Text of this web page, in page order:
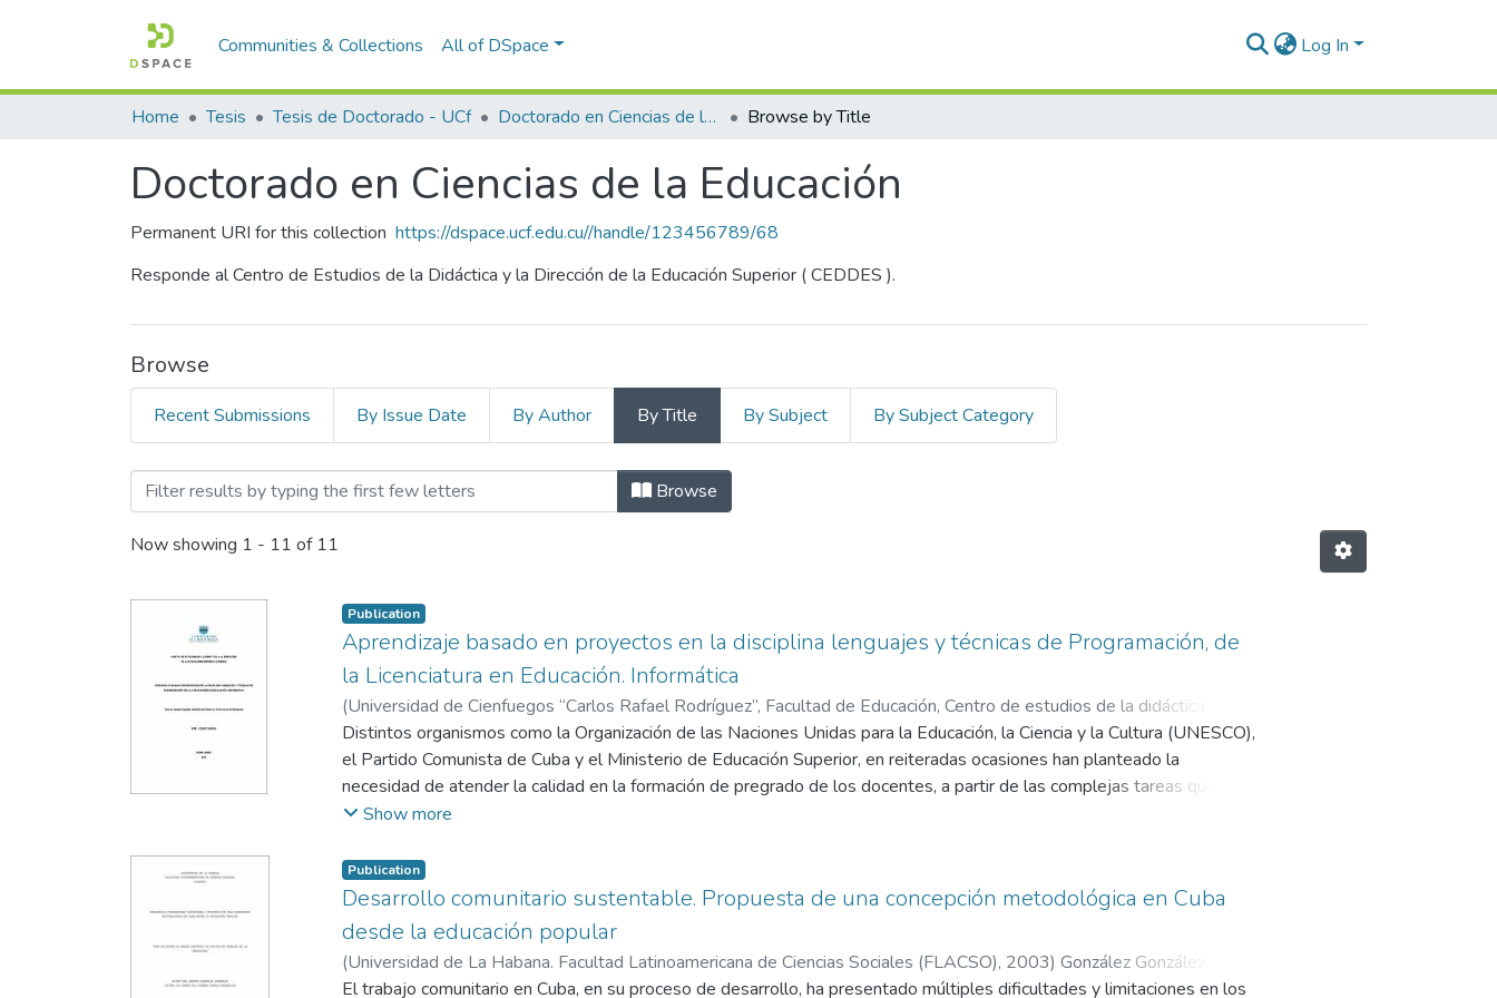
Communities & Collections All of DSpace Log In
Home Tesis Tesis de Doctorado - UCf Doctorado en Ciencias de la Educación Browse by Title
Doctorado en Ciencias de la Educación
Permanent URI for this collection https://dspace.ucf.edu.cu//handle/123456789/68
Responde al Centro de Estudios de la Didáctica y la Dirección de la Educación Superior ( CEDDES ).
Browse
Recent Submissions By Issue Date By Author By Title By Subject By Subject Category
Browsing Doctorado en Ciencias de la Educación by Title
Browse
Now showing 1 - 11 of 11
Publication
Aprendizaje basado en proyectos en la disciplina lenguajes y técnicas de Programación, de
la Licenciatura en Educación. Informática
(Universidad de Cienfuegos “Carlos Rafael Rodríguez”, Facultad de Educación, Centro de estudios de la didáctica y la
dirección de la educación superior. ( CEDDES). ,2023)Gómez Sarría, Ariel; Sarría Stuart, Ángela, tutor;Granda Dihigo,
Ailec, tutor
Distintos organismos como la Organización de las Naciones Unidas para la Educación, la Ciencia y la Cultura (UNESCO),
el Partido Comunista de Cuba y el Ministerio de Educación Superior, en reiteradas ocasiones han planteado la
necesidad de atender la calidad en la formación de pregrado de los docentes, a partir de las complejas tareas que
cumplen dichos profesionales. La investigación que se presenta atiende a esta demanda. Corresponde a un estudio
la robótica en los estudiantes de ingeniería de la Universidad de Cienfuegos, Carlos Rafael Rodríguez, para solucionar el
problema relativo a la incorporación del aprendizaje basado en proyectos en la disciplina Lenguajes y Técnicas de
Programación (LTP), en la carrera Licenciatura en Educación. Informática. El estudio teórico permitió develar aportes y
vacíos acerca del empleo del ABP en el proceso de enseñanza-aprendizaje de la disciplina referida, así como la
obtención de una concepción didáctica que permite eliminar limitaciones existentes y con la cual se contribuye a la
Show more
Publication
Desarrollo comunitario sustentable. Propuesta de una concepción metodológica en Cuba
desde la educación popular
(Universidad de La Habana. Facultad Latinoamericana de Ciencias Sociales (FLACSO), 2003) González González,
Martín;Zabala Arguelles, María del Carmen, tutor
El trabajo comunitario en Cuba, en su proceso de desarrollo, ha presentado múltiples dificultades y limitaciones en los